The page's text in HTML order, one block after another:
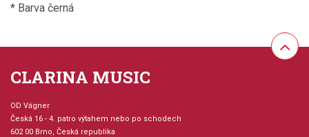
* Barva černá
CLARINA MUSIC
OD Vágner
Česká 16 - 4. patro výtahem nebo po schodech
602 00 Brno, Česká republika